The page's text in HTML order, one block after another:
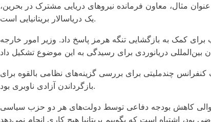
مثال، معاون فرمانده نیروهای دریایی مشترک در بحرین،
یک دریاسالار بریتانیایی است.
کمک به بازگشایی تنگه هرمز پاسخ داد. وزیر امور خارجه
کنفرانس چندملیتی برای بررسی گزینه‌های نظامی بالقوه برای
بازگرداندن آزادی ناوبری بود.
متوالی کاهش بودجه دفاعی توسط دولت‌های هر دو حزب سیاسی